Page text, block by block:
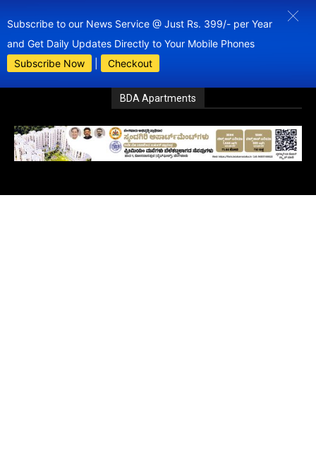
Subscribe to our News Service @ Just Rs. 399/- per Year
and Get Daily Updates Directly to Your Mobile Phones
Subscribe Now
Checkout
BDA Apartments